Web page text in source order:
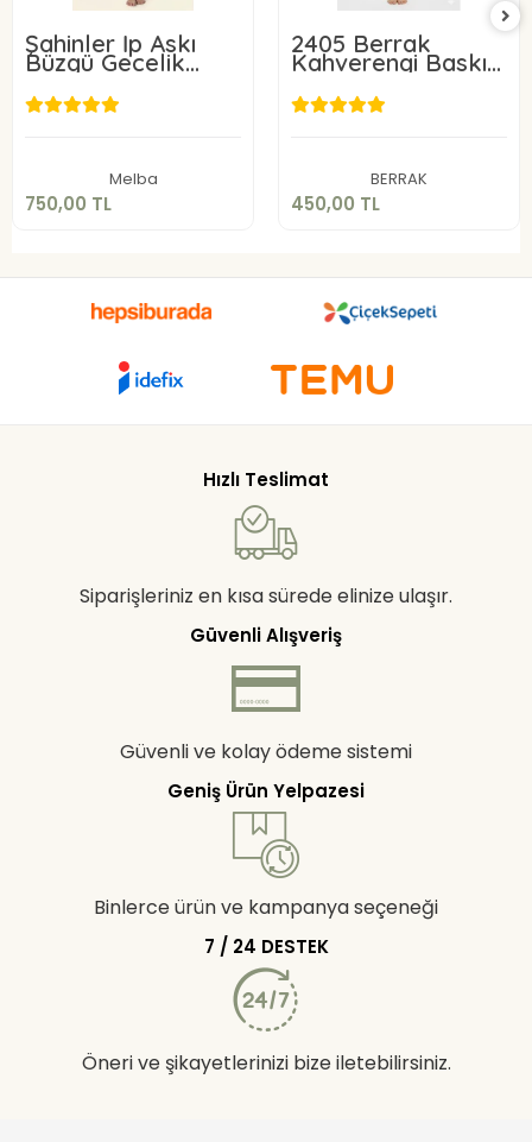
Şahinler İp Askı
Büzgü Gecelik
22224
Melba
750,00 TL
750,00 TL
2405 Berrak
Kahverengi Baskılı
Elbise
BERRAK
450,00 TL
450,00 TL
Hızlı Teslimat
Siparişleriniz en kısa sürede elinize ulaşır.
Güvenli Alışveriş
Güvenli ve kolay ödeme sistemi
Geniş Ürün Yelpazesi
Binlerce ürün ve kampanya seçeneği
7 / 24 DESTEK
Öneri ve şikayetlerinizi bize iletebilirsiniz.